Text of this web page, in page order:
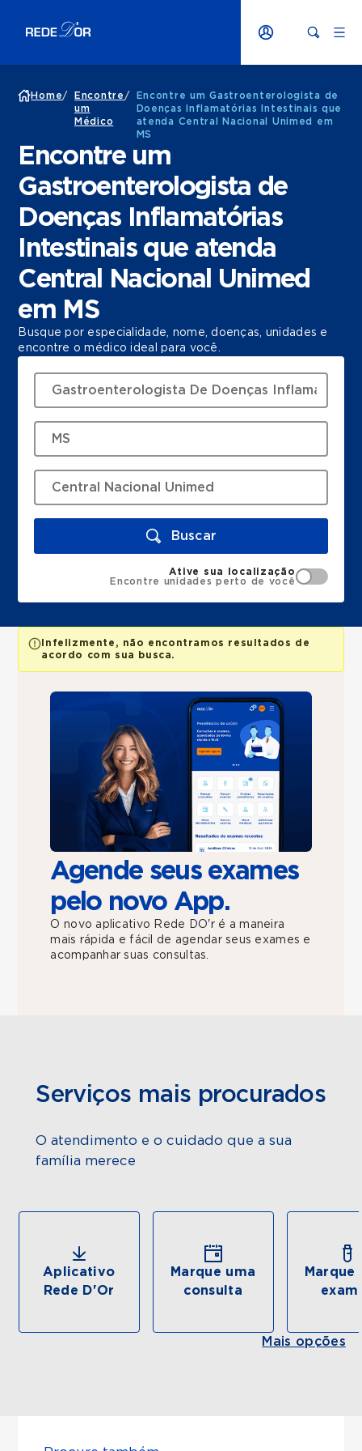
Home/
Encontre
um
Médico
/
Encontre um Gastroenterologista de
Doenças Inflamatórias Intestinais que
atenda Central Nacional Unimed em
MS
Encontre um
Gastroenterologista de
Doenças Inflamatórias
Intestinais que atenda
Central Nacional Unimed
em MS
Busque por especialidade, nome, doenças, unidades e
encontre o médico ideal para você.
Buscar
Ative sua localização
Encontre unidades perto de você
Infelizmente, não encontramos resultados de
acordo com sua busca.
Agende seus exames
pelo novo App.
O novo aplicativo Rede DO'r é a maneira
mais rápida e fácil de agendar seus exames e
acompanhar suas consultas.
Serviços mais procurados
O atendimento e o cuidado que a sua
família merece
Aplicativo
Rede D'Or
Marque uma
consulta
Marque
Mais opções